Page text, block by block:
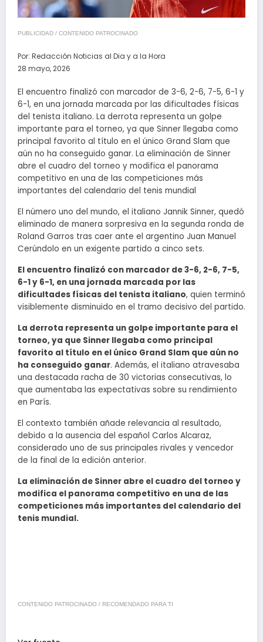
PUBLICIDAD / CONTENIDO PATROCINADO
Por: Redacción Noticias al Dia y a la Hora
28 mayo, 2026
El encuentro finalizó con marcador de 3-6, 2-6, 7-5, 6-1 y
6-1, en una jornada marcada por las dificultades físicas
del tenista italiano. La derrota representa un golpe
importante para el torneo, ya que Sinner llegaba como
principal favorito al título en el único Grand Slam que
aún no ha conseguido ganar. La eliminación de Sinner
abre el cuadro del torneo y modifica el panorama
competitivo en una de las competiciones más
importantes del calendario del tenis mundial
El número uno del mundo, el italiano Jannik Sinner, quedó
eliminado de manera sorpresiva en la segunda ronda de
Roland Garros tras caer ante el argentino Juan Manuel
Cerúndolo en un exigente partido a cinco sets.
El encuentro finalizó con marcador de 3-6, 2-6, 7-5,
6-1 y 6-1, en una jornada marcada por las
dificultades físicas del tenista italiano, quien terminó
visiblemente disminuido en el tramo decisivo del partido.
La derrota representa un golpe importante para el
torneo, ya que Sinner llegaba como principal
favorito al título en el único Grand Slam que aún no
ha conseguido ganar. Además, el italiano atravesaba
una destacada racha de 30 victorias consecutivas, lo
que aumentaba las expectativas sobre su rendimiento
en París.
El contexto también añade relevancia al resultado,
debido a la ausencia del español Carlos Alcaraz,
considerado uno de sus principales rivales y vencedor
de la final de la edición anterior.
La eliminación de Sinner abre el cuadro del torneo y
modifica el panorama competitivo en una de las
competiciones más importantes del calendario del
tenis mundial.
CONTENIDO PATROCINADO / RECOMENDADO PARA TI